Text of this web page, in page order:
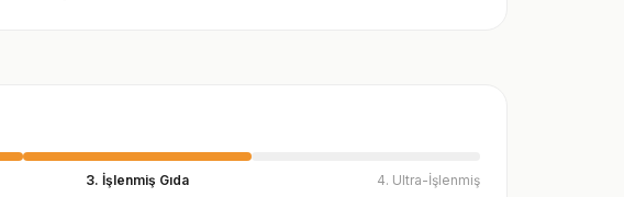
3. İşlenmiş Gıda 4. Ultra-İşlenmiş